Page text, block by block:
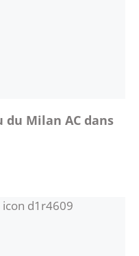
du Milan AC dans